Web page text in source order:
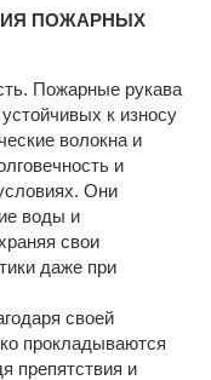
ПОЖАРНЫХ
Пожарные рукава
к износу
волокна и
и
Они
воды и
свои
даже при
своей
прокладываются
препятствия и